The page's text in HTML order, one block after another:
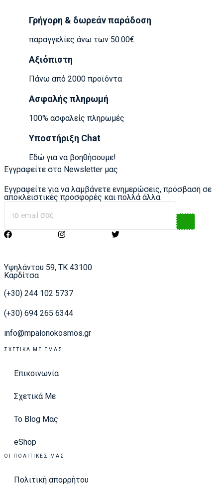
Γρήγορη & δωρεάν παράδοση
παραγγελίες άνω των 50.00€
Αξιόπιστη
Πάνω από 2000 προϊόντα
Ασφαλής πληρωμή
100% ασφαλείς πληρωμές
Υποστήριξη Chat
Εδώ για να βοηθήσουμε!
Εγγραφείτε στο Newsletter μας
Εγγραφείτε για να λαμβάνετε ενημερώσεις, πρόσβαση σε
αποκλειστικές προσφορές και πολλά άλλα.
Υψηλάντου 59, ΤΚ 43100
Καρδίτσα
(+30) 244 102 5737
(+30) 694 265 6344
info@mpalonokosmos.gr
ΣΧΕΤΙΚΆ ΜΕ ΕΜΆΣ
Επικοινωνία
Σχετικά Με
Το Blog Μας
eShop
ΟΙ ΠΟΛΙΤΙΚΈΣ ΜΑΣ
Πολιτική απορρήτου